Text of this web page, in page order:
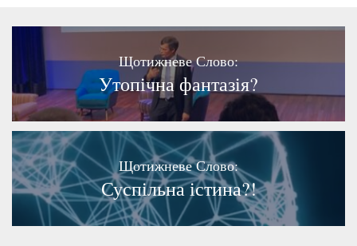
Щотижневе Слово:
Утопічна фантазія?
Щотижневе Слово:
Суспільна істина?!